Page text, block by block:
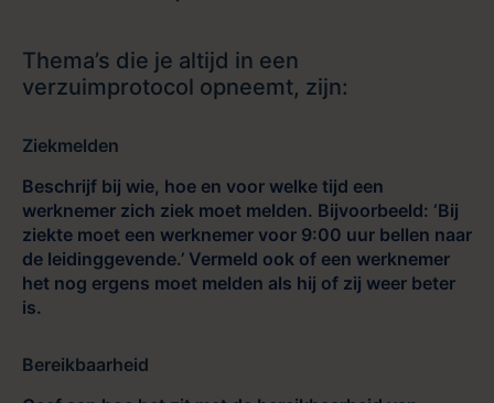
Thema’s die je altijd in een
verzuimprotocol opneemt, zijn:
Ziekmelden
Beschrijf bij wie, hoe en voor welke tijd een
werknemer zich ziek moet melden. Bijvoorbeeld: ‘Bij
ziekte moet een werknemer voor 9:00 uur bellen naar
de leidinggevende.’ Vermeld ook of een werknemer
het nog ergens moet melden als hij of zij weer beter
is.
Bereikbaarheid